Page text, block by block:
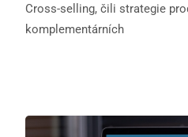
Cross-selling, čili strategie
komplementárních